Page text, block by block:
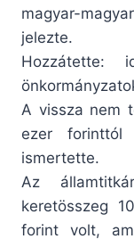
magyar-
jelezte.
Hozzátette:
A vissza nem
ezer
ismertette.
Az
keretösszeg
forint volt,